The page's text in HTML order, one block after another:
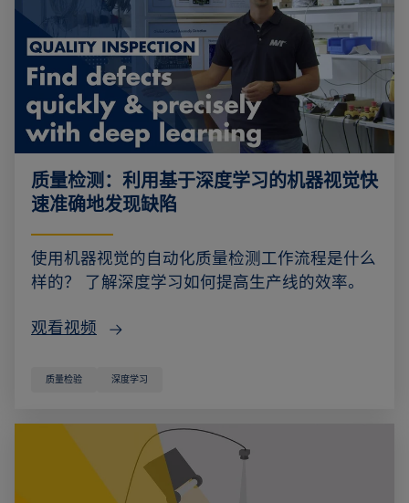
质量检测：利用基于深度学习的机器视觉快
速准确地发现缺陷
使用机器视觉的自动化质量检测工作流程是什么
样的？ 了解深度学习如何提高生产线的效率。
观看视频
质量检验 深度学习